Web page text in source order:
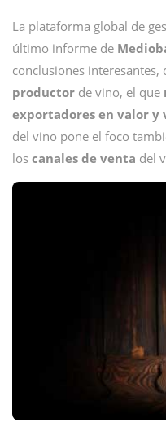
La plataforma global de
último informe de
conclusiones interesantes,
productor de vino, el que
exportadores en valor y
del vino pone el foco
los canales de venta del